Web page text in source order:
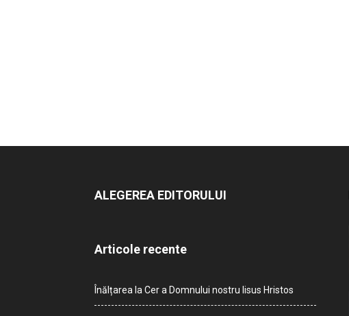
ALEGEREA EDITORULUI
Articole recente
Înălțarea la Cer a Domnului nostru Iisus Hristos